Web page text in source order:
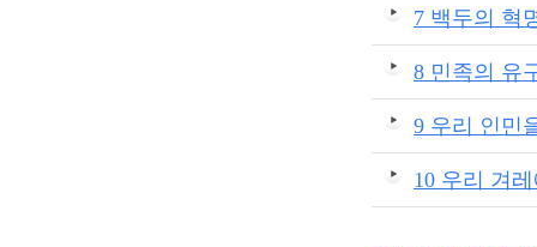
7 백두의 혁
8 민족의 유
9 우리 인민
10 우리 겨